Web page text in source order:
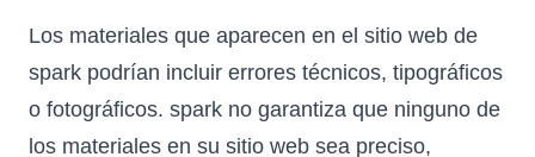
Los materiales que aparecen en el sitio web de
spark podrían incluir errores técnicos, tipográficos
o fotográficos. spark no garantiza que ninguno de
los materiales en su sitio web sea preciso,